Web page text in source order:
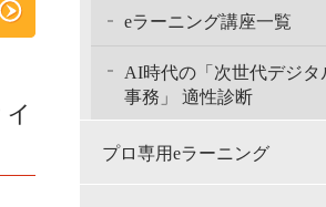
eラーニング講座一覧
AI時代の「次世代デジタ
事務」 適性診断
プロ専用eラーニング